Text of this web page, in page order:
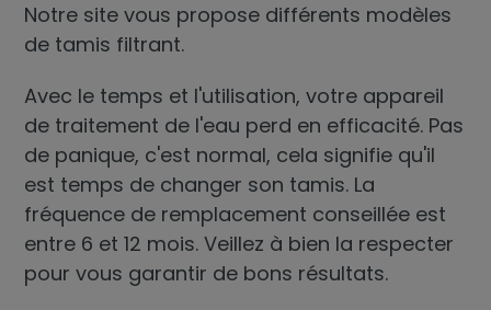
Notre site vous propose différents modèles
de tamis filtrant.
Avec le temps et l'utilisation, votre appareil
de traitement de l'eau perd en efficacité. Pas
de panique, c'est normal, cela signifie qu'il
est temps de changer son tamis. La
fréquence de remplacement conseillée est
entre 6 et 12 mois. Veillez à bien la respecter
pour vous garantir de bons résultats.